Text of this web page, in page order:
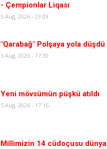
- Çempionlar Liqası
5 Aug, 2026 - 23:09
"Qarabağ" Polşaya yola düşdü
5 Aug, 2026 - 17:30
Yeni mövsümün püşkü atıldı
5 Aug, 2026 - 17:15
Millimizin 14 cüdoçusu dünya